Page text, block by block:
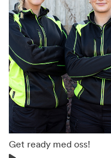
Get ready med oss!